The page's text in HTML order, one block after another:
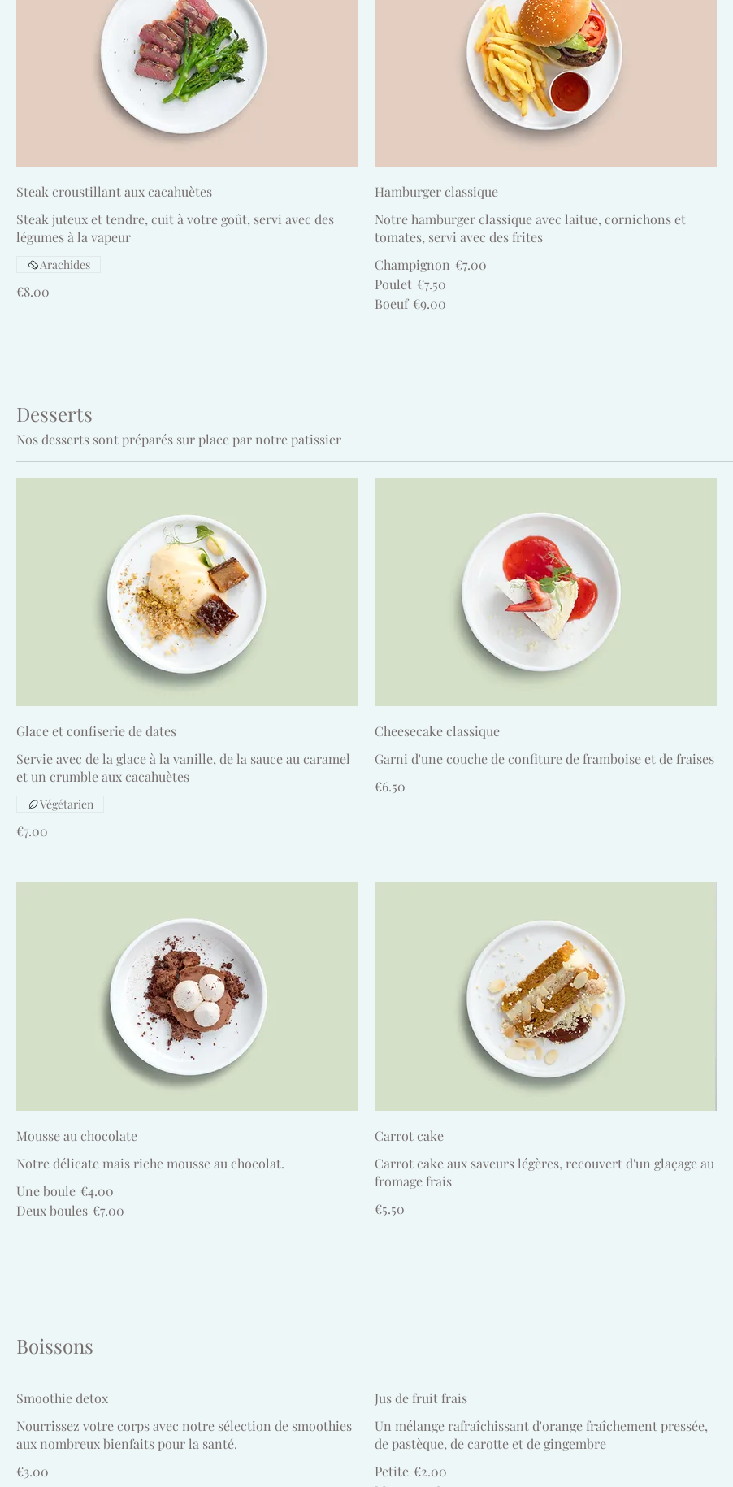
Steak croustillant aux cacahuètes
Steak juteux et tendre, cuit à votre goût, servi avec des
légumes à la vapeur
€8.00
Arachides
Hamburger classique
Notre hamburger classique avec laitue, cornichons et
tomates, servi avec des frites
Champignon €7.00
Poulet €7.50
Boeuf €9.00
Desserts
Nos desserts sont préparés sur place par notre patissier
Glace et confiserie de dates
Servie avec de la glace à la vanille, de la sauce au caramel
et un crumble aux cacahuètes
€7.00
Végétarien
Cheesecake classique
Garni d'une couche de confiture de framboise et de fraises
€6.50
Mousse au chocolate
Notre délicate mais riche mousse au chocolat.
Une boule €4.00
Deux boules €7.00
Carrot cake
Carrot cake aux saveurs légères, recouvert d'un glaçage au
fromage frais
€5.50
Boissons
Smoothie detox
Nourrissez votre corps avec notre sélection de smoothies
aux nombreux bienfaits pour la santé.
€3.00
Jus de fruit frais
Un mélange rafraîchissant d'orange fraîchement pressée,
de pastèque, de carotte et de gingembre
Petite €2.00